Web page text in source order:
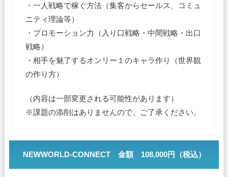
・一人戦略で稼ぐ方法（集客からセールス、コミュ
ニティ理論等）
・プロモーション力（入り口戦略・中間戦略・出口
戦略）
・相手を魅了するオンリー１のキャラ作り（世界観
の作り方）
（内容は一部変更される可能性があります）
※課題の添削はありませんので、ご了承ください。
NEWWORLD-CONNECT 金額 108,000円（税込）